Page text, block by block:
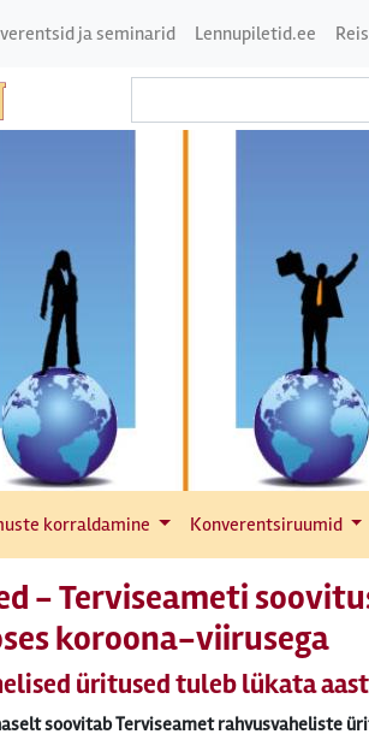
ja seminarid Lennupiletid.ee
korraldamine Konverentsiruumid
- Terviseameti
koroona-viirusega
üritused tuleb lükata
soovitab Terviseamet rahvusvaheliste